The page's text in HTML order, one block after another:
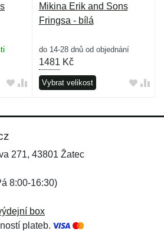
Mikina Erik and Sons
Fringsa - bílá
do 14-28 dnů od objednání
1481 Kč
Vybrat velikost
271, 43801 Žatec
8:00-16:30)
box
plateb.